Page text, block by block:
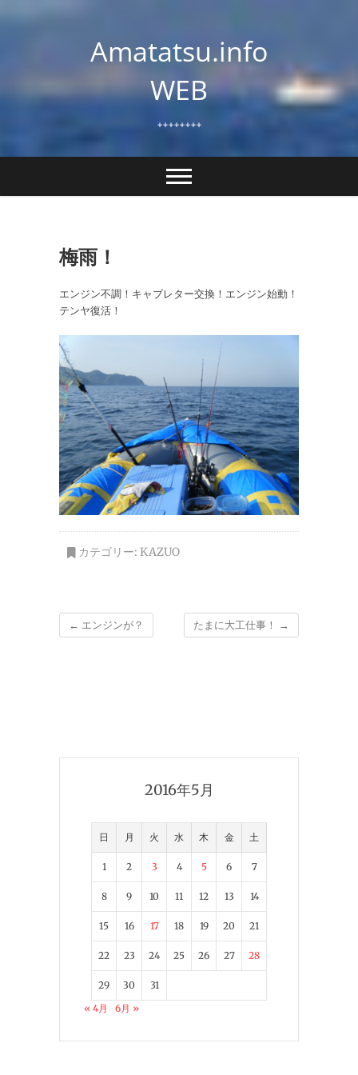
Amatatsu.info
WEB
++++++++
梅雨！
エンジン不調！キャブレター交換！エンジン始動！
テンヤ復活！
カテゴリー: KAZUO
← エンジンが？ たまに大工仕事！ →
2016年5月
日 月 火 水 木 金 土
1 2 3 4 5 6 7
8 9 10 11 12 13 14
15 16 17 18 19 20 21
22 23 24 25 26 27 28
29 30
31
« 4月
6月 »